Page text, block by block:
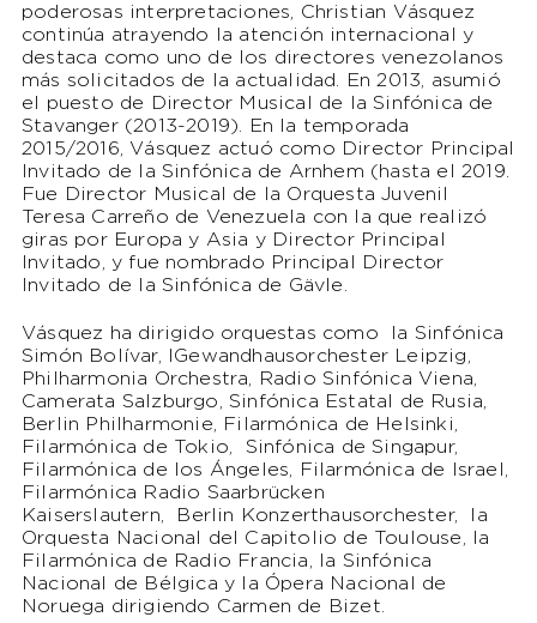
poderosas interpretaciones, Christian Vásquez
continúa atrayendo la atención internacional y
destaca como uno de los directores venezolanos
más solicitados de la actualidad. En 2013, asumió
el puesto de Director Musical de la Sinfónica de
Stavanger (2013-2019). En la temporada
2015/2016, Vásquez actuó como Director Principal
Invitado de la Sinfónica de Arnhem (hasta el 2019.
Fue Director Musical de la Orquesta Juvenil
Teresa Carreño de Venezuela con la que realizó
giras por Europa y Asia y Director Principal
Invitado, y fue nombrado Principal Director
Invitado de la Sinfónica de Gävle.
Vásquez ha dirigido orquestas como la Sinfónica
Simón Bolívar, lGewandhausorchester Leipzig,
Philharmonia Orchestra, Radio Sinfónica Viena,
Camerata Salzburgo, Sinfónica Estatal de Rusia,
Berlin Philharmonie, Filarmónica de Helsinki,
Filarmónica de Tokio, Sinfónica de Singapur,
Filarmónica de los Ángeles, Filarmónica de Israel,
Filarmónica Radio Saarbrücken
Kaiserslautern, Berlin Konzerthausorchester, la
Orquesta Nacional del Capitolio de Toulouse, la
Filarmónica de Radio Francia, la Sinfónica
Nacional de Bélgica y la Ópera Nacional de
Noruega dirigiendo Carmen de Bizet.